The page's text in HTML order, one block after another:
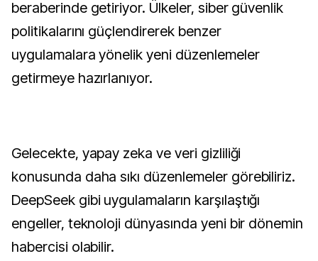
beraberinde getiriyor. Ülkeler, siber güvenlik
politikalarını güçlendirerek benzer
uygulamalara yönelik yeni düzenlemeler
getirmeye hazırlanıyor.
Gelecekte, yapay zeka ve veri gizliliği
konusunda daha sıkı düzenlemeler görebiliriz.
DeepSeek gibi uygulamaların karşılaştığı
engeller, teknoloji dünyasında yeni bir dönemin
habercisi olabilir.